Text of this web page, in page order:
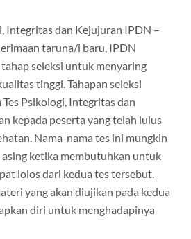
Integritas dan Kejujuran IPDN –
taruna/i baru, IPDN
seleksi untuk menyaring
tinggi. Tahapan seleksi
Psikologi, Integritas dan
kepada peserta yang telah lulus
Nama-nama tes ini mungkin
asing ketika membutuhkan untuk
lolos dari kedua tes tersebut.
yang akan diujikan pada kedua
diri untuk menghadapinya